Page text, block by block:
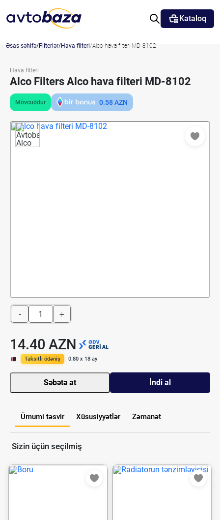
Kataloq
Əsas səhifə Filterlər Hava filteri Alco hava filteri MD-8102
Hava filteri
Alco Filters Alco hava filteri MD-8102
Mövcuddur 0.58 AZN
- +
14.40 AZN
Taksitli ödəniş 0.80 x 18 ay
Səbətə at İndi al
Ümumi təsvir Xüsusiyyətlər Zəmanət
Sizin üçün seçilmiş